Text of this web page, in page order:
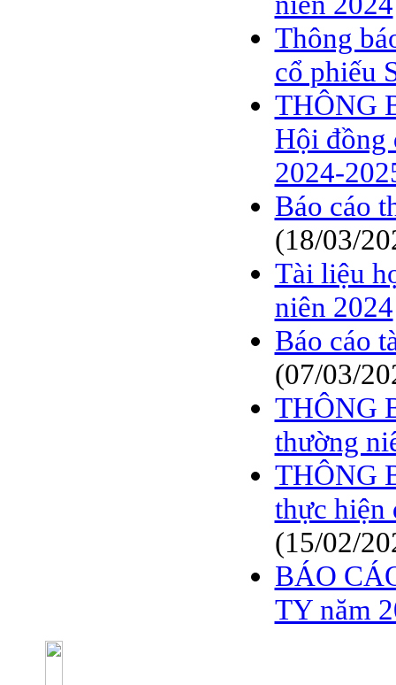
Thông
cổ phiếu
THÔNG
Hội đồng
2024-
Báo cáo
(18/03/
Tài liệu
niên 2024
Báo cáo
(07/03/
THÔNG
thường
THÔNG
thực
(15/02/
BÁO
TY năm